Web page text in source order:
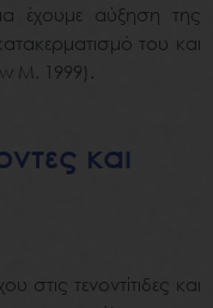
έχουμε αύξηση της
του και
M. 1999).
και
τενοντίτιδες και